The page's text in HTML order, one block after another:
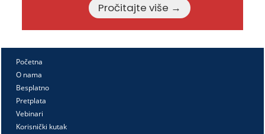
Pročitajte više →
Početna
O nama
Besplatno
Pretplata
Vebinari
Korisnički kutak